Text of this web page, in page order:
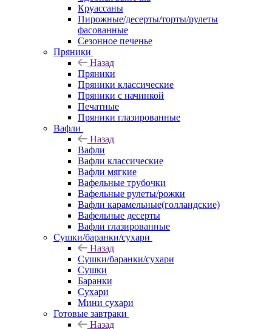
Круассаны
Пирожные/десерты/торты/рулеты
фасованные
Сезонное печенье
Пряники
Назад
Пряники
Пряники классические
Пряники с начинкой
Печатные
Пряники глазированные
Вафли
Назад
Вафли
Вафли классические
Вафли мягкие
Вафельные трубочки
Вафельные рулеты/рожки
Вафли карамельные(голландские)
Вафельные десерты
Вафли глазированные
Сушки/баранки/сухари
Назад
Сушки/баранки/сухари
Сушки
Баранки
Сухари
Мини сухари
Готовые завтраки
Назад